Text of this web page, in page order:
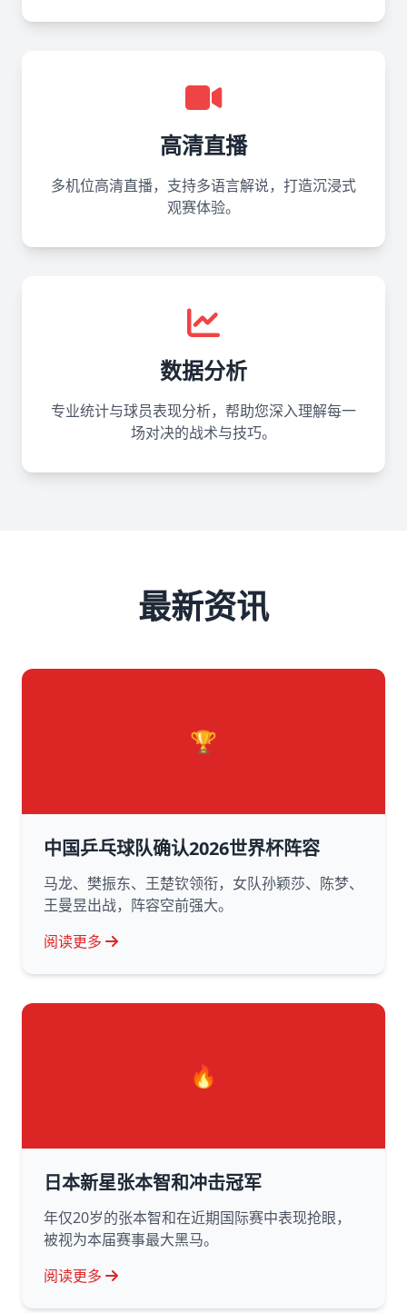
高清直播
多机位高清直播，支持多语言解说，打造沉浸式
观赛体验。
数据分析
专业统计与球员表现分析，帮助您深入理解每一
场对决的战术与技巧。
最新资讯
🏆
中国乒乓球队确认2026世界杯阵容
马龙、樊振东、王楚钦领衔，女队孙颖莎、陈梦、
王曼昱出战，阵容空前强大。
阅读更多
🔥
日本新星张本智和冲击冠军
年仅20岁的张本智和在近期国际赛中表现抢眼，
被视为本届赛事最大黑马。
阅读更多